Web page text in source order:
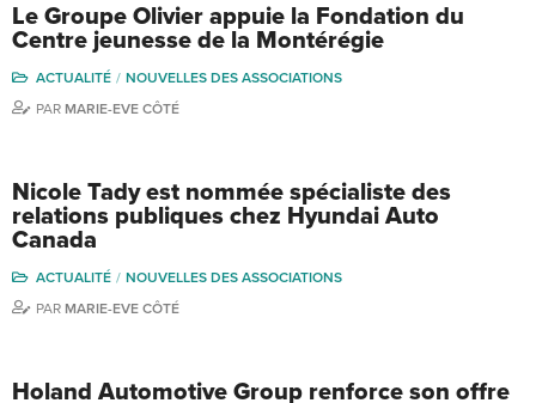
Le Groupe Olivier appuie la Fondation du
Centre jeunesse de la Montérégie
ACTUALITÉ
NOUVELLES DES ASSOCIATIONS
PAR MARIE-EVE CÔTÉ
Nicole Tady est nommée spécialiste des
relations publiques chez Hyundai Auto
Canada
ACTUALITÉ
NOUVELLES DES ASSOCIATIONS
PAR MARIE-EVE CÔTÉ
Holand Automotive Group renforce son offre